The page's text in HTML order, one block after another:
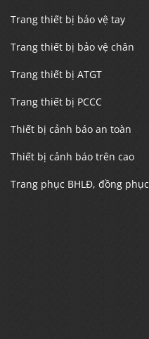
Trang thiết bị bảo vệ tay
Trang thiết bị bảo vệ chân
Trang thiết bị ATGT
Trang thiết bị PCCC
Thiết bị cảnh báo an toàn
Thiết bị cảnh báo trên cao
Trang phục BHLĐ, đồng phục